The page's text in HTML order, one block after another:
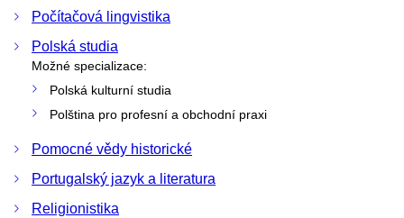
Počítačová lingvistika
Polská studia
Možné specializace:
Polská kulturní studia
Polština pro profesní a obchodní praxi
Pomocné vědy historické
Portugalský jazyk a literatura
Religionistika